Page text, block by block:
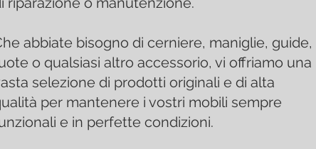
abbiate bisogno di cerniere, maniglie, guide,
o qualsiasi altro accessorio, vi offriamo una
selezione di prodotti originali e di alta
per mantenere i vostri mobili sempre
e in perfette condizioni.